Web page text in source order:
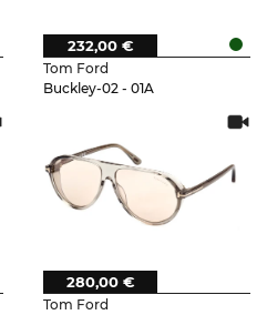
Tom Ford
Buckley-02 - 01A
232,00 €
Tom Ford
280,00 €